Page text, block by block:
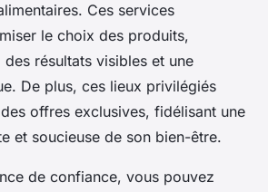
Ces services
le choix des produits,
des résultats visibles et une
De plus, ces lieux privilégiés
offres exclusives, fidélisant une
et soucieuse de son bien-être.
de confiance, vous pouvez